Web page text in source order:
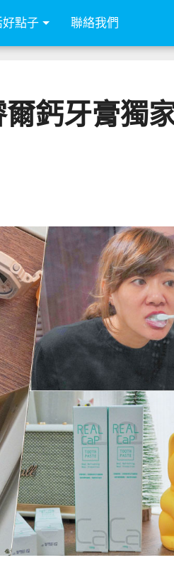
好點子 聯絡我們
鈣牙膏獨